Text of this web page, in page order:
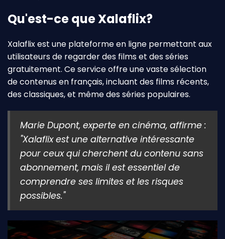
Qu'est-ce que Xalaflix?
Xalaflix est une plateforme en ligne permettant aux
utilisateurs de regarder des films et des séries
gratuitement. Ce service offre une vaste sélection
de contenus en français, incluant des films récents,
des classiques, et même des séries populaires.
Marie Dupont, experte en cinéma, affirme :
"Xalaflix est une alternative intéressante
pour ceux qui cherchent du contenu sans
abonnement, mais il est essentiel de
comprendre ses limites et les risques
possibles."